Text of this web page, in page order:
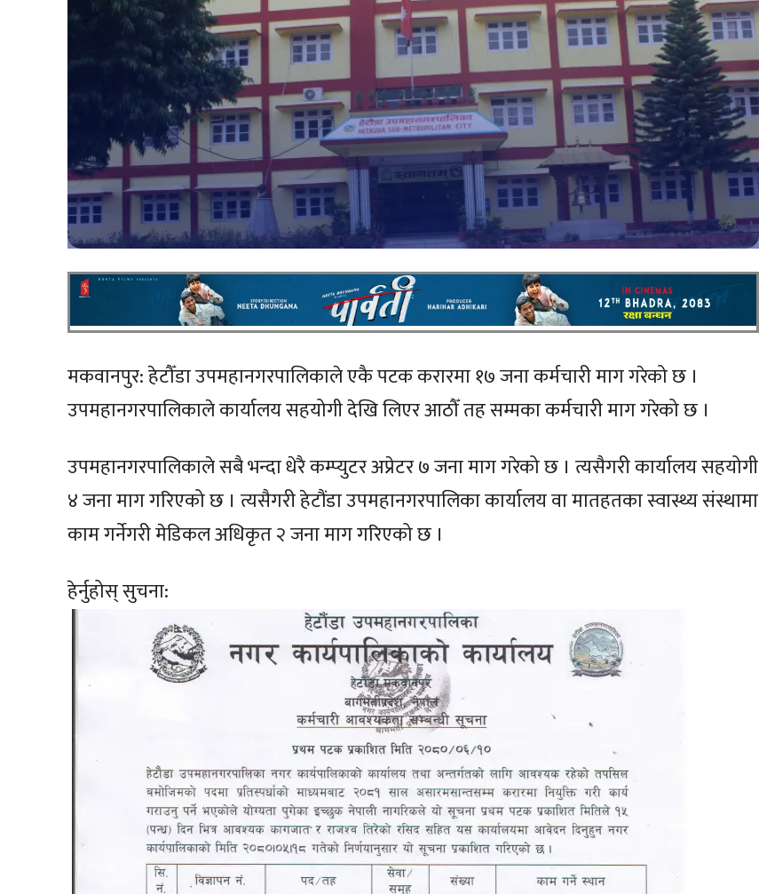
मकवानपुर: हेटौँडा उपमहानगरपालिकाले एकै पटक करारमा १७ जना कर्मचारी माग गरेको छ ।
उपमहानगरपालिकाले कार्यालय सहयोगी देखि लिएर आठौँ तह सम्मका कर्मचारी माग गरेको छ ।
उपमहानगरपालिकाले सबै भन्दा धेरै कम्प्युटर अप्रेटर ७ जना माग गरेको छ । त्यसैगरी कार्यालय सहयोगी
४ जना माग गरिएको छ । त्यसैगरी हेटौंडा उपमहानगरपालिका कार्यालय वा मातहतका स्वास्थ्य संस्थामा
काम गर्नेगरी मेडिकल अधिकृत २ जना माग गरिएको छ ।
हेर्नुहोस् सुचना: